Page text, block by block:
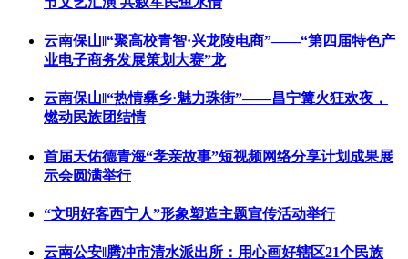
云南保山‖“聚高校青智·兴龙陵电商”——“第四届特色产
业电子商务发展策划大赛”龙
云南保山‖“热情彝乡·魅力珠街”——昌宁篝火狂欢夜，
燃动民族团结情
首届天佑德青海“孝亲故事”短视频网络分享计划成果展
示会圆满举行
“文明好客西宁人”形象塑造主题宣传活动举行
云南公安‖腾冲市清水派出所：用心画好辖区21个民族